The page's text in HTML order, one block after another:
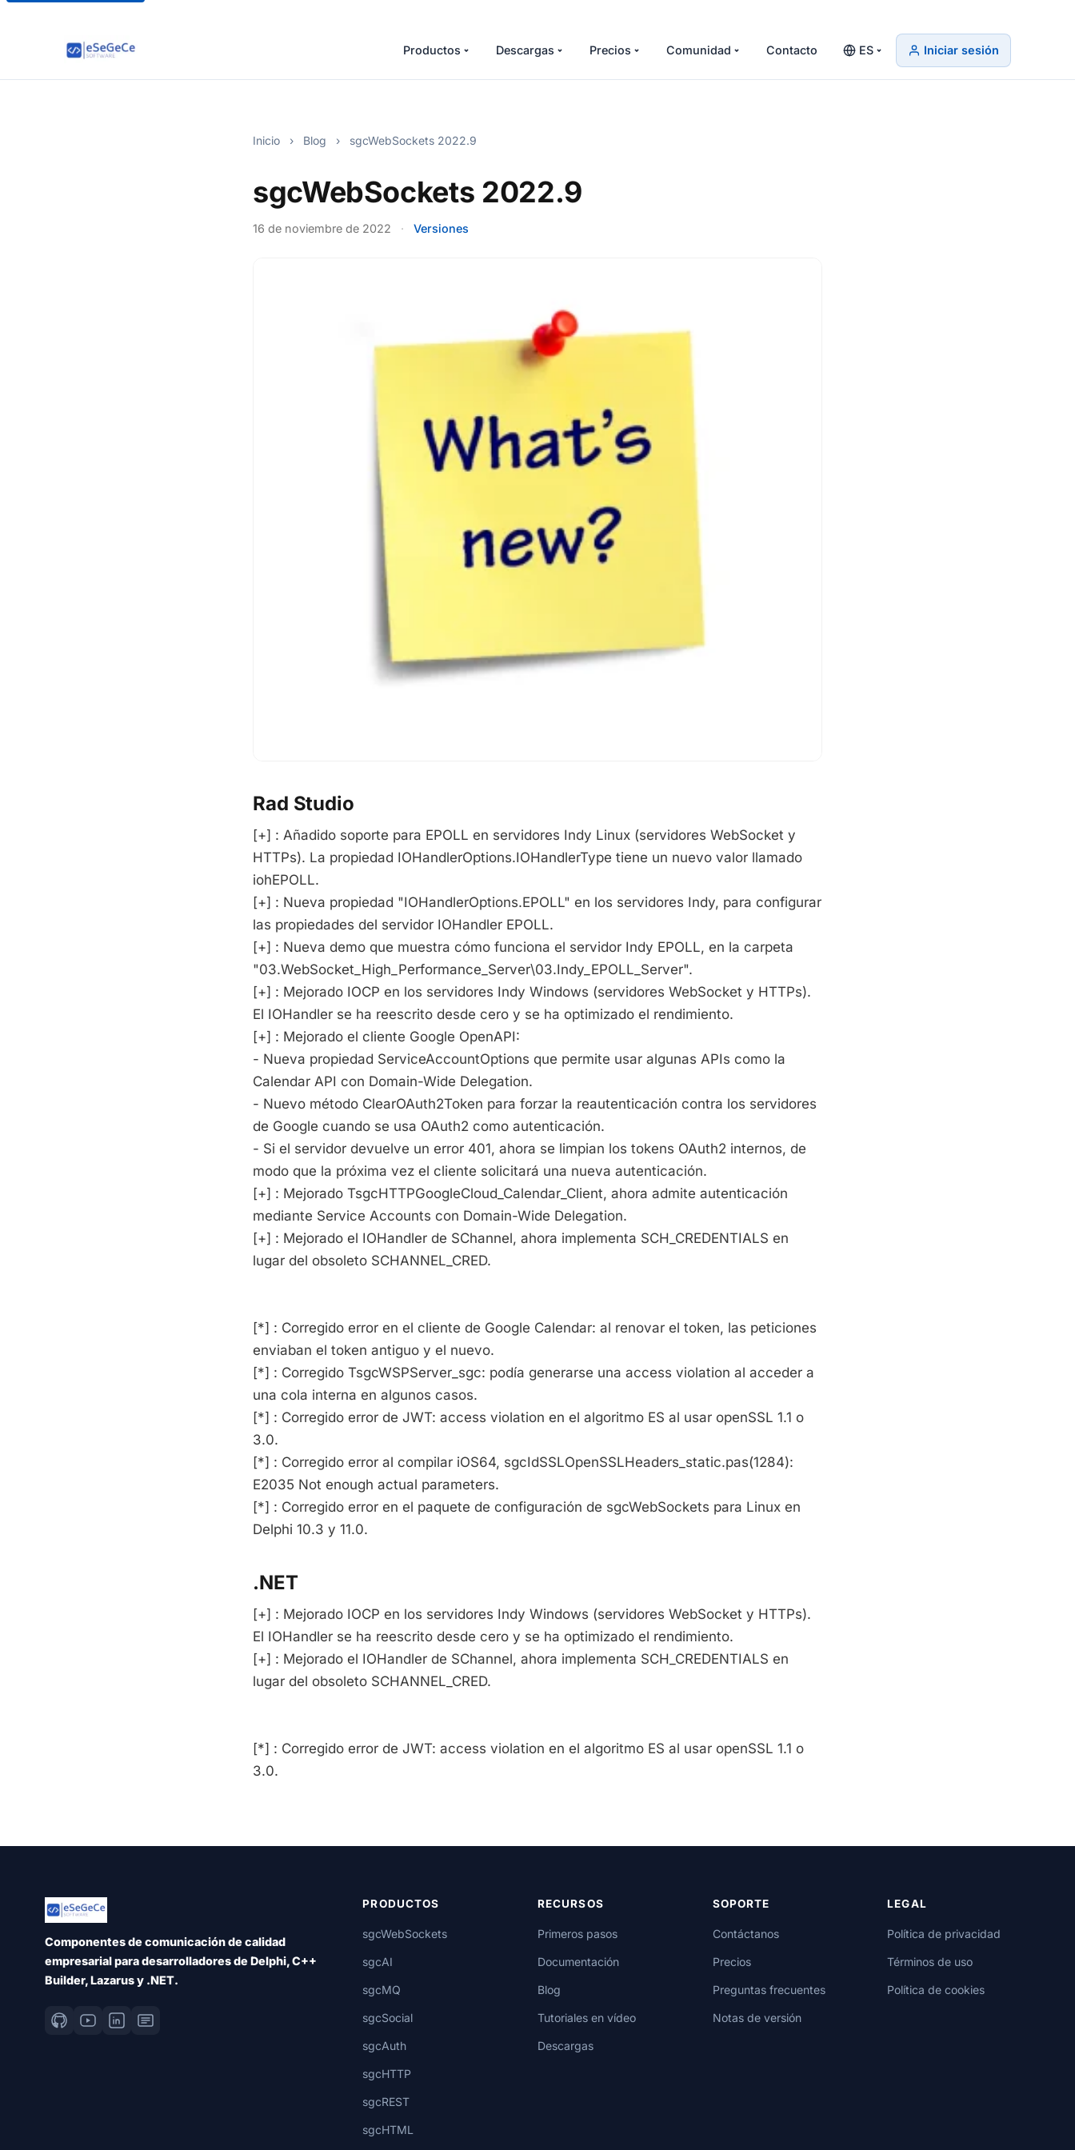
Productos Descargas Precios Comunidad Contacto ES Iniciar sesión
Inicio › Blog › sgcWebSockets 2022.9
sgcWebSockets 2022.9
16 de noviembre de 2022 · Versiones
Rad Studio
[+] : Añadido soporte para EPOLL en servidores Indy Linux (servidores WebSocket y
HTTPs). La propiedad IOHandlerOptions.IOHandlerType tiene un nuevo valor llamado
iohEPOLL.
[+] : Nueva propiedad "IOHandlerOptions.EPOLL" en los servidores Indy, para configurar
las propiedades del servidor IOHandler EPOLL.
[+] : Nueva demo que muestra cómo funciona el servidor Indy EPOLL, en la carpeta
"03.WebSocket_High_Performance_Server\03.Indy_EPOLL_Server".
[+] : Mejorado IOCP en los servidores Indy Windows (servidores WebSocket y HTTPs).
El IOHandler se ha reescrito desde cero y se ha optimizado el rendimiento.
[+] : Mejorado el cliente Google OpenAPI:
- Nueva propiedad ServiceAccountOptions que permite usar algunas APIs como la
Calendar API con Domain-Wide Delegation.
- Nuevo método ClearOAuth2Token para forzar la reautenticación contra los servidores
de Google cuando se usa OAuth2 como autenticación.
- Si el servidor devuelve un error 401, ahora se limpian los tokens OAuth2 internos, de
modo que la próxima vez el cliente solicitará una nueva autenticación.
[+] : Mejorado TsgcHTTPGoogleCloud_Calendar_Client, ahora admite autenticación
mediante Service Accounts con Domain-Wide Delegation.
[+] : Mejorado el IOHandler de SChannel, ahora implementa SCH_CREDENTIALS en
lugar del obsoleto SCHANNEL_CRED.
[*] : Corregido error en el cliente de Google Calendar: al renovar el token, las peticiones
enviaban el token antiguo y el nuevo.
[*] : Corregido TsgcWSPServer_sgc: podía generarse una access violation al acceder a
una cola interna en algunos casos.
[*] : Corregido error de JWT: access violation en el algoritmo ES al usar openSSL 1.1 o
3.0.
[*] : Corregido error al compilar iOS64, sgcIdSSLOpenSSLHeaders_static.pas(1284):
E2035 Not enough actual parameters.
[*] : Corregido error en el paquete de configuración de sgcWebSockets para Linux en
Delphi 10.3 y 11.0.
.NET
[+] : Mejorado IOCP en los servidores Indy Windows (servidores WebSocket y HTTPs).
El IOHandler se ha reescrito desde cero y se ha optimizado el rendimiento.
[+] : Mejorado el IOHandler de SChannel, ahora implementa SCH_CREDENTIALS en
lugar del obsoleto SCHANNEL_CRED.
[*] : Corregido error de JWT: access violation en el algoritmo ES al usar openSSL 1.1 o
3.0.
Componentes de comunicación de calidad
empresarial para desarrolladores de Delphi, C++
Builder, Lazarus y .NET.
PRODUCTOS
sgcWebSockets
sgcAI
sgcMQ
sgcSocial
sgcAuth
sgcHTTP
sgcREST
sgcHTML
RECURSOS
Primeros pasos
Documentación
Blog
Tutoriales en vídeo
Descargas
SOPORTE
Contáctanos
Precios
Preguntas frecuentes
Notas de versión
LEGAL
Política de privacidad
Términos de uso
Política de cookies